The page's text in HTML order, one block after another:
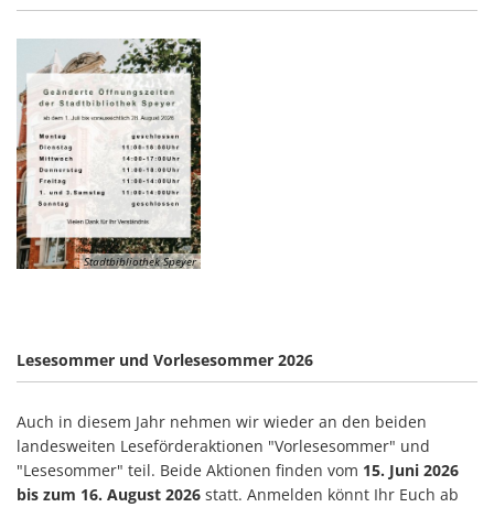
Stadtbibliothek Speyer
Lesesommer und Vorlesesommer 2026
Auch in diesem Jahr nehmen wir wieder an den beiden
landesweiten Leseförderaktionen "Vorlesesommer" und
"Lesesommer" teil. Beide Aktionen finden vom 15. Juni 2026
bis zum 16. August 2026 statt. Anmelden könnt Ihr Euch ab